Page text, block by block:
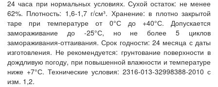
24 часа при нормальных условиях. Сухой остаток: не менее
62%. Плотность: 1,6-1,7 г/см³. Хранение: в плотно закрытой
таре при температуре от 0°С до +40°С. Допускается
замораживание до -25°С, но не более 5 циклов
замораживания-оттаивания. Срок годности: 24 месяца с даты
изготовления. Не рекомендуется: грунтование поверхности в
дождливую погоду, при повышенной влажности и температуре
ниже +7°С. Технические условия: 2316-013-32998388-2010 с
изм. 1,2.